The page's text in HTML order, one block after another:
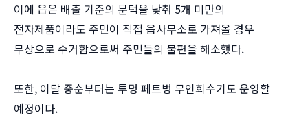
이에 읍은 배출 기준의 문턱을 낮춰 5개 미만의
전자제품이라도 주민이 직접 읍사무소로 가져올 경우
무상으로 수거함으로써 주민들의 불편을 해소했다.
또한, 이달 중순부터는 투명 페트병 무인회수기도 운영할
예정이다.